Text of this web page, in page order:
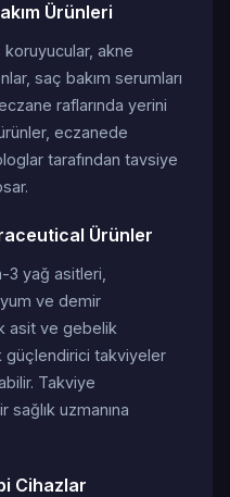
Ürünleri
akne
saç bakım serumları
raflarında yerini
eczanede
tarafından tavsiye
Ürünler
3 yağ asitleri,
ve demir
asit ve gebelik
güçlendirici takviyeler
Takviye
uzmanına
Cihazlar